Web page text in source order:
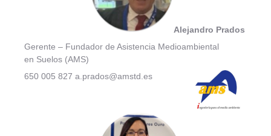
Alejandro Prados
Gerente – Fundador de Asistencia Medioambiental
en Suelos (AMS)
650 005 827 a.prados@amstd.es